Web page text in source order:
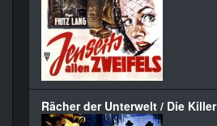
Rächer der Unterwelt / Die Killer